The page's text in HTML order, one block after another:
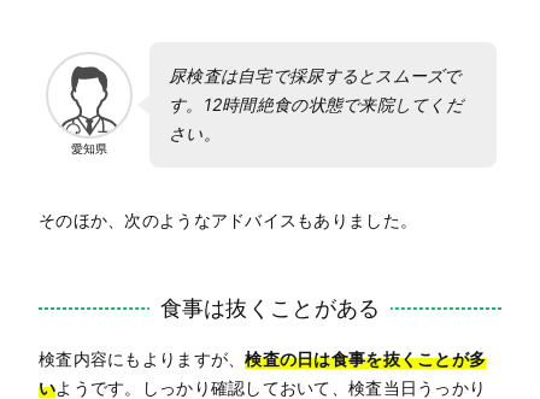
愛知県
尿検査は自宅で採尿するとスムーズで
す。12時間絶食の状態で来院してくだ
さい。
そのほか、次のようなアドバイスもありました。
食事は抜くことがある
検査内容にもよりますが、検査の日は食事を抜くことが多
いようです。しっかり確認しておいて、検査当日うっかり